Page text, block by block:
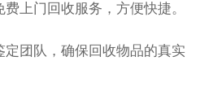
门回收服务，方便快捷。
团队，确保回收物品的真实